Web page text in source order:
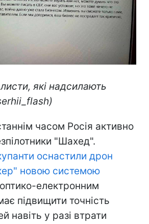
які надсилають
часом Росія активно
"Шахед".
оснастили дрон
новою системою
електронним
підвищити точність
навіть у разі втрати